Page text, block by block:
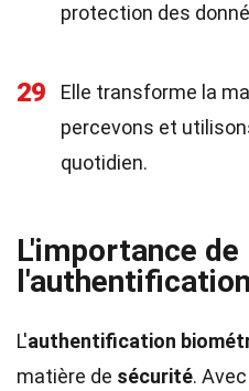
protection des
29
Elle transforme la
percevons et
quotidien.
L'importance de
L'authentification
matière de sécurité.